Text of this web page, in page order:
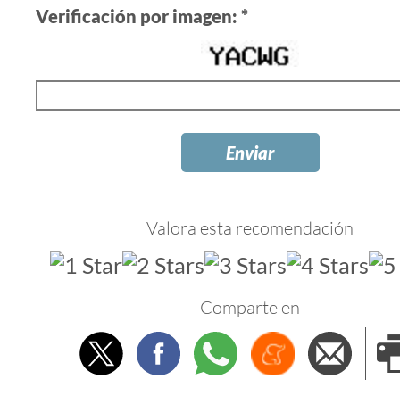
Verificación por imagen: *
Valora esta recomendación
Comparte en
TwitterFacebookWhatsappMenéame